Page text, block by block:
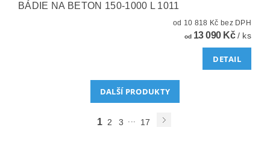
BÁDIE NA BETON 150-1000 L 1011
od 10 818 Kč bez DPH
od13 090 Kč/ ks
DETAIL
DALŠÍ PRODUKTY
1 2 3 ... 17